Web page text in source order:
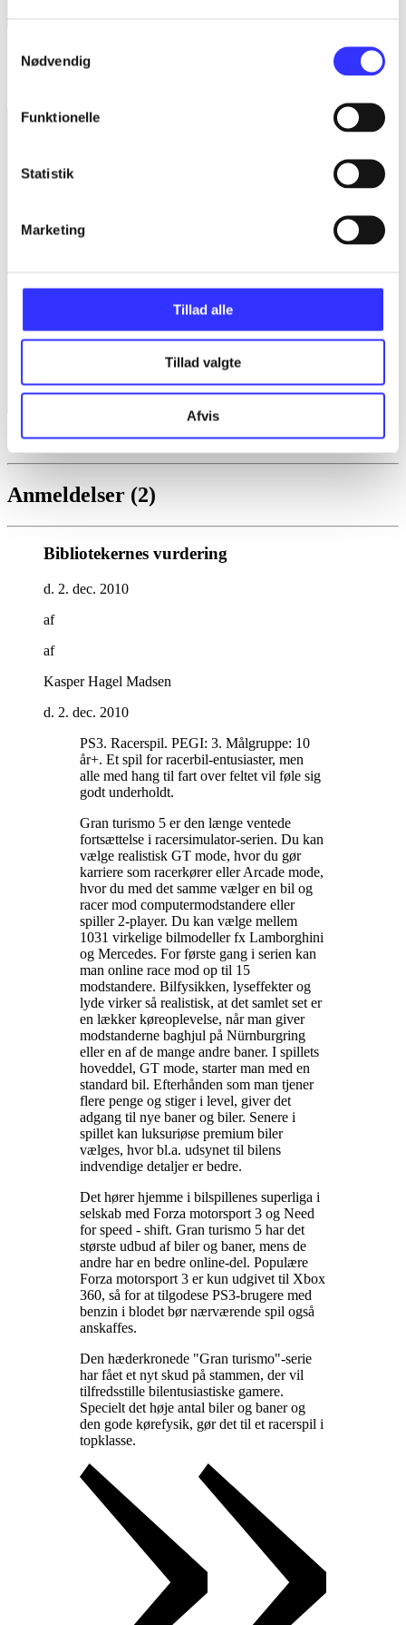
Nødvendig
Funktionelle
Statistik
Marketing
Tillad alle
Tillad valgte
Afvis
Sonic & all-stars racing transformed
F1 race stars
Anmeldelser (2)
Bibliotekernes vurdering
d. 2. dec. 2010
af
af
Kasper Hagel Madsen
d. 2. dec. 2010
PS3. Racerspil. PEGI: 3. Målgruppe: 10
år+. Et spil for racerbil-entusiaster, men
alle med hang til fart over feltet vil føle sig
godt underholdt.
Gran turismo 5 er den længe ventede
fortsættelse i racersimulator-serien. Du kan
vælge realistisk GT mode, hvor du gør
karriere som racerkører eller Arcade mode,
hvor du med det samme vælger en bil og
racer mod computermodstandere eller
spiller 2-player. Du kan vælge mellem
1031 virkelige bilmodeller fx Lamborghini
og Mercedes. For første gang i serien kan
man online race mod op til 15
modstandere. Bilfysikken, lyseffekter og
lyde virker så realistisk, at det samlet set er
en lækker køreoplevelse, når man giver
modstanderne baghjul på Nürnburgring
eller en af de mange andre baner. I spillets
hoveddel, GT mode, starter man med en
standard bil. Efterhånden som man tjener
flere penge og stiger i level, giver det
adgang til nye baner og biler. Senere i
spillet kan luksuriøse premium biler
vælges, hvor bl.a. udsynet til bilens
indvendige detaljer er bedre.
Det hører hjemme i bilspillenes superliga i
selskab med Forza motorsport 3 og Need
for speed - shift. Gran turismo 5 har det
største udbud af biler og baner, mens de
andre har en bedre online-del. Populære
Forza motorsport 3 er kun udgivet til Xbox
360, så for at tilgodese PS3-brugere med
benzin i blodet bør nærværende spil også
anskaffes.
Den hæderkronede "Gran turismo"-serie
har fået et nyt skud på stammen, der vil
tilfredsstille bilentusiastiske gamere.
Specielt det høje antal biler og baner og
den gode kørefysik, gør det til et racerspil i
topklasse.